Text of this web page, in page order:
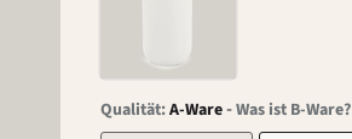
Qualität:A-Ware-Was ist B-Ware?